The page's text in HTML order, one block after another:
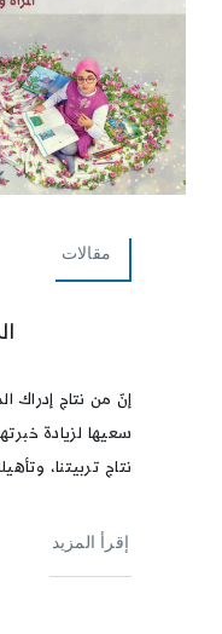
مقالات
إنّ من نتاج إدراك
سعيها لزيادة
نتاج تربيتنا،
إقرأ المزيد